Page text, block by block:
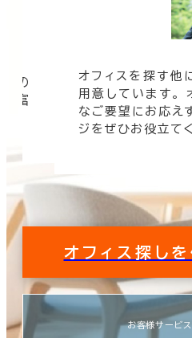
の
豊富
オフィスを探す他
用意しています。
なご要望にお応え
ジをぜひお役立て
オフィス探し
お客様サービス